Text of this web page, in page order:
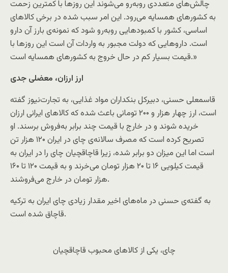
چالش‌های متعددی روبه‌رو می‌شوند این روزها با کمترین زحمت
به کشورهای همسایه می‌رود. این امر سبب شده در برخی کالاهای
اساسی، کشور با کمبودهایی روبه‌رو شود که نمونه‌ی بارز آن دارو
است. داروهایی که دولت مجبور به واردات آن است این روزها با
قیمت بسیار کم در حال خروج به کشورهای همسایه است.»
ارز ارزان، معضلی جدی
قاسمعلی حسنی، دبیرکل بنکداران مواد غذایی، به تجارت‌نیوز گفته
است، ارز چهار هزار و ۲۰۰ تومانی باعث شده که کالاهای ایرانی ارزان
خریده شوند و در خارج با قیمت چند برابر به‌فروش برسند. او
تصریح کرده است که مصرف سالانه‌ی چای در ایران ۱۲۰ هزار تن
است اما این میزان دو برابر شده، زیرا قاچاقچیان چای را در ایران به
قیمت کیلویی ۱۶ تا ۲۰ هزار تومان می‌خرند و به قیمت ۱۲۰ تا ۱۶۰
هزار تومان در خارج می‌فروشند.
به گفته‌ی حسنی در ماه‌های اخیر مقدار زیادی چای ایران به ترکیه
قاچاق شده است.
چای، یکی از کالاهای محبوب قاچاقچیان